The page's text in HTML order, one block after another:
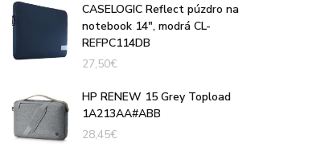
CASELOGIC Reflect púzdro na
notebook 14", modrá CL-
REFPC114DB
27,50€
HP RENEW 15 Grey Topload
1A213AA#ABB
28,45€